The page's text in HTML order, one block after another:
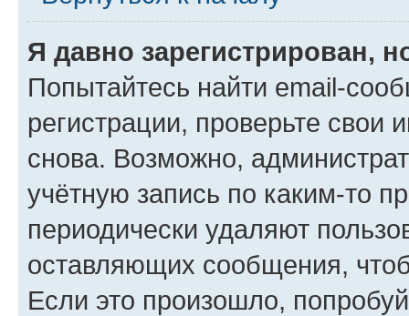
Я давно зарегистрирован,
Попытайтесь найти email-
регистрации, проверьте свои
снова. Возможно,
учётную запись по каким-то
периодически удаляют
оставляющих сообщения,
Если это произошло,